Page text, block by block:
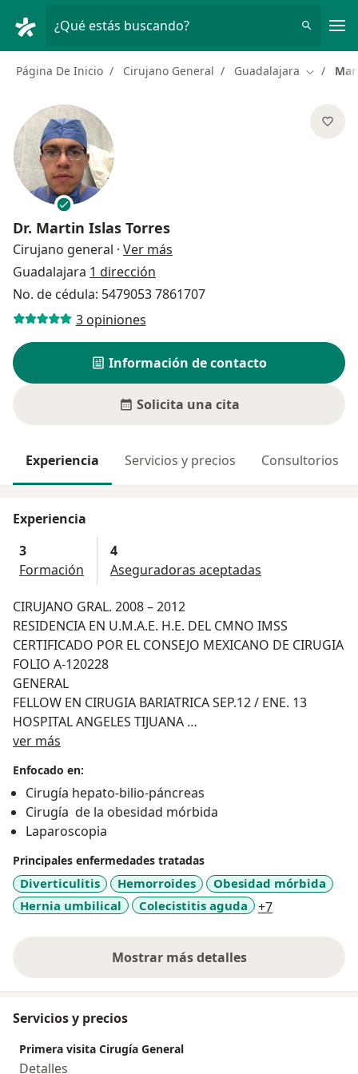
¿Qué estás buscando?
Página De Inicio Cirujano General Guadalajara Cambiar
Dr. Martin Islas Torres
Cirujano general · Ver más
Guadalajara 1 dirección
No. de cédula: 5479053 7861707
3 opiniones
Información de contacto
Solicita una cita
Experiencia Servicios y precios Consultorios
Experiencia
3
Formación
4
Aseguradoras aceptadas
CIRUJANO GRAL. 2008 – 2012
RESIDENCIA EN U.M.A.E. H.E. DEL CMNO IMSS
CERTIFICADO POR EL CONSEJO MEXICANO DE CIRUGIA
FOLIO A-120228
GENERAL
FELLOW EN CIRUGIA BARIATRICA SEP.12 / ENE. 13
HOSPITAL ANGELES TIJUANA
DR. JUAN ANTONIO LOPEZ CORVALA
MEDICO CIRUJANO Y PARTERO
OTROS ESTUDIOS:
PDU proulex DIPLOMA UNIVERSITARIO
480Hrs
PC proulex CERTIFICADO
LENGUA EXTRANJERA: INGLES 90%
CERTIFICADO COMO CIRUJANO GENERAL POR EL
CONSEJO MEXICANO DE CIRUGIA GENERAL FOLIO
A120228 JUNIO 2012
ASOCIACIONES:
MIEMBRO DE LA ASOCIACION MEXICANA DE CIRUGIA
ver más
Enfocado en:
Cirugía hepato-bilio-páncreas
Cirugía de la obesidad mórbida
Laparoscopia
Principales enfermedades tratadas
Diverticulitis Hemorroides
Obesidad mórbida
Hernia umbilical
Colecistitis aguda +7
Mostrar más detalles
sobre la experiencia
Servicios y precios
Primera visita Cirugía General
Detalles